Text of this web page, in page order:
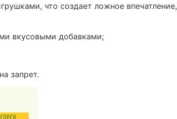
что создает ложное
вкусовыми добавками;
запрет.